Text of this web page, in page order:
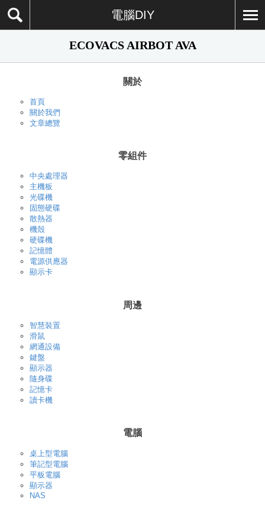
電腦DIY
ECOVACS AIRBOT AVA
關於
首頁
關於我們
文章總覽
零組件
中央處理器
主機板
光碟機
固態硬碟
散熱器
機殼
硬碟機
記憶體
電源供應器
顯示卡
周邊
智慧裝置
滑鼠
網通設備
鍵盤
顯示器
隨身碟
記憶卡
讀卡機
電腦
桌上型電腦
筆記型電腦
平板電腦
顯示器
NAS